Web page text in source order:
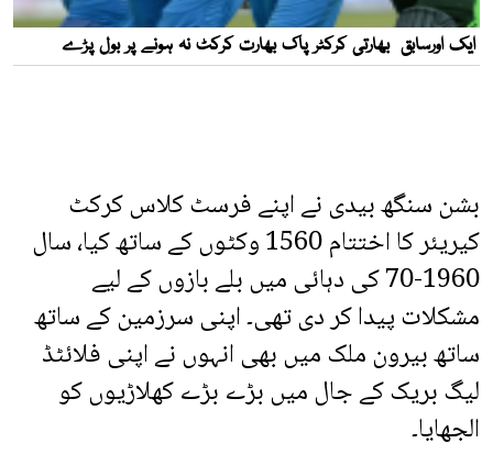
بشن سنگھ بیدی نے اپنے فرسٹ کلاس کرکٹ
کیریئر کا اختتام 1560 وکٹوں کے ساتھ کیا، سال
1960-70 کی دہائی میں بلے بازوں کے لیے
مشکلات پیدا کر دی تھی۔ اپنی سرزمین کے ساتھ
ساتھ بیرون ملک میں بھی انہوں نے اپنی فلائٹڈ
لیگ بریک کے جال میں بڑے بڑے کھلاڑیوں کو
الجھایا۔